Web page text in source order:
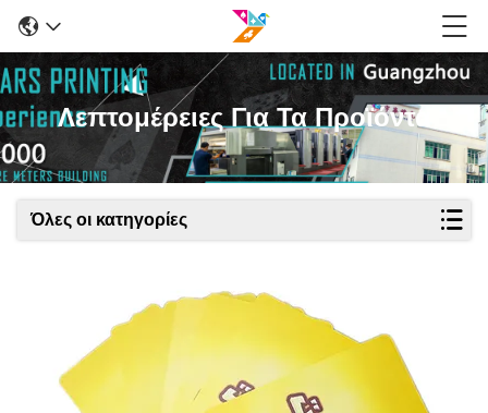
Λεπτομέρειες Για Τα Προϊόντα
Όλες οι κατηγορίες